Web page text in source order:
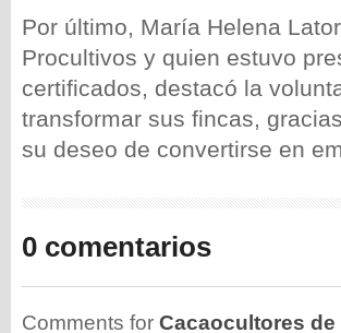
Por último, María Helena
Procultivos y quien estuvo
certificados, destacó la
transformar sus fincas,
su deseo de convertirse en
0 comentarios
Comments for Cacaocultores